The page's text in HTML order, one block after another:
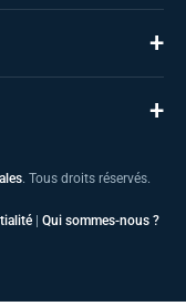
+
+
. Tous droits réservés.
| Qui sommes-nous ?